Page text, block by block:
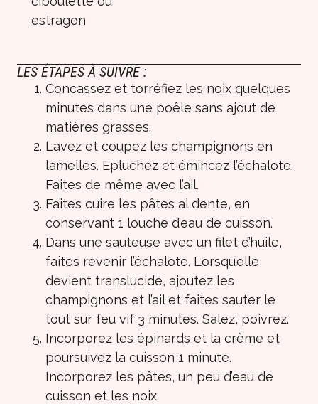
estragon
LES ÉTAPES À SUIVRE :
Concassez et torréfiez les noix quelques
minutes dans une poêle sans ajout de
matières grasses.
Lavez et coupez les champignons en
lamelles. Epluchez et émincez l’échalote.
Faites de même avec l’ail.
Faites cuire les pâtes al dente, en
conservant 1 louche d’eau de cuisson.
Dans une sauteuse avec un filet d’huile,
faites revenir l’échalote. Lorsqu’elle
devient translucide, ajoutez les
champignons et l’ail et faites sauter le
tout sur feu vif 3 minutes. Salez, poivrez.
Incorporez les épinards et la crème et
poursuivez la cuisson 1 minute.
Incorporez les pâtes, un peu d’eau de
cuisson et les noix.